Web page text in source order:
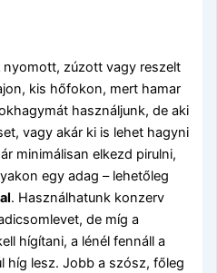
nyomott, zúzott vagy reszelt
kis hőfokon, mert hamar
használjunk, de aki
vagy akár ki is lehet hagyni
minimálisan elkezd pirulni,
egy adag – lehetőleg
. Használhatunk konzerv
de míg a
hígítani, a lénél fennáll a
híg lesz. Jobb a szósz, főleg